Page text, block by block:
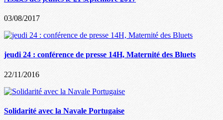
03/08/2017
jeudi 24 : conférence de presse 14H, Maternité des Bluets
22/11/2016
Solidarité avec la Navale Portugaise